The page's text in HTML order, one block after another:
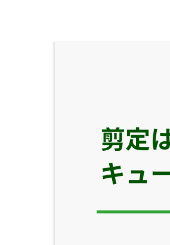
剪定
キュ